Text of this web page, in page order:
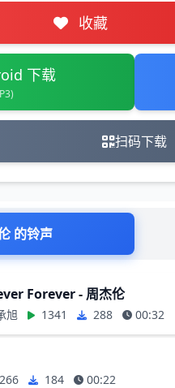
收藏
下载
扫码下载
的铃声
Forever - 周杰伦
旭 1341 288 00:32
184 00:22